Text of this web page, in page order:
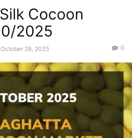
Cocoon
2025
October 26, 2025 0